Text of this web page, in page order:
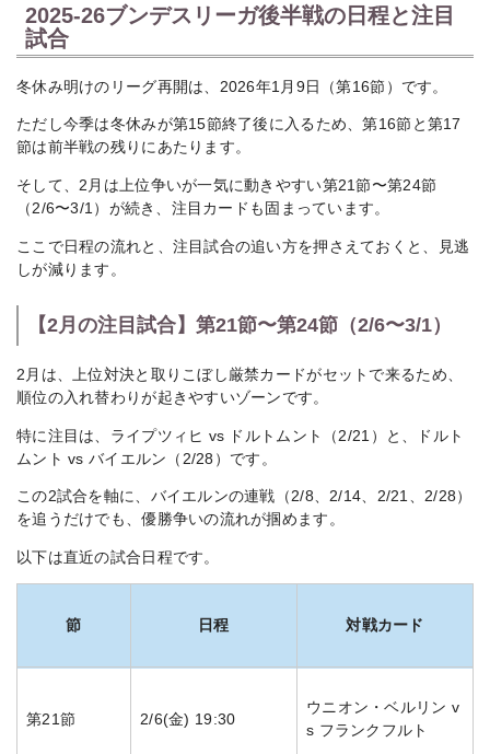
2025-26ブンデスリーガ後半戦の日程と注目
試合
冬休み明けのリーグ再開は、2026年1月9日（第16節）です。
ただし今季は冬休みが第15節終了後に入るため、第16節と第17
節は前半戦の残りにあたります。
そして、2月は上位争いが一気に動きやすい第21節〜第24節
（2/6〜3/1）が続き、注目カードも固まっています。
ここで日程の流れと、注目試合の追い方を押さえておくと、見逃
しが減ります。
【2月の注目試合】第21節〜第24節（2/6〜3/1）
2月は、上位対決と取りこぼし厳禁カードがセットで来るため、
順位の入れ替わりが起きやすいゾーンです。
特に注目は、ライプツィヒ vs ドルトムント（2/21）と、ドルト
ムント vs バイエルン（2/28）です。
この2試合を軸に、バイエルンの連戦（2/8、2/14、2/21、2/28）
を追うだけでも、優勝争いの流れが掴めます。
以下は直近の試合日程です。
節 日程 対戦カード
第21節 2/6(金) 19:30
ウニオン・ベルリン v
s フランクフルト